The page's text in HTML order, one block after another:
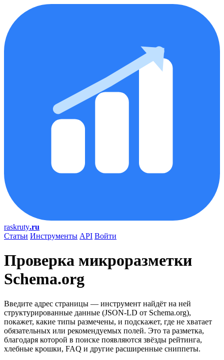
raskruty.ru
Статьи Инструменты API Войти
Проверка микроразметки
Schema.org
Введите адрес страницы — инструмент найдёт на ней
структурированные данные (JSON-LD от Schema.org),
покажет, какие типы размечены, и подскажет, где не хватает
обязательных или рекомендуемых полей. Это та разметка,
благодаря которой в поиске появляются звёзды рейтинга,
хлебные крошки, FAQ и другие расширенные сниппеты.